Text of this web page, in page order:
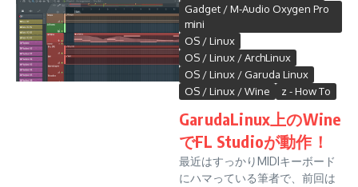
Gadget / M-Audio Oxygen Pro
mini
OS / Linux
OS / Linux / ArchLinux
OS / Linux / Garuda Linux
OS / Linux / Wine
z - How To
GarudaLinux上のWine
でFL Studioが動作！
最近はすっかりMIDIキーボード
にハマっている筆者で、前回は